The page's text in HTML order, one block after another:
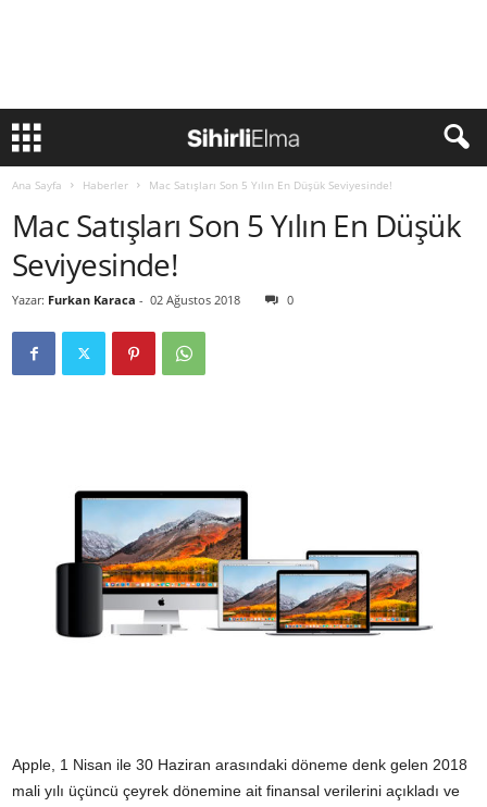
Ana Sayfa Haberler Mac Satışları Son 5 Yılın En Düşük Seviyesinde!
Mac Satışları Son 5 Yılın En Düşük
Seviyesinde!
Yazar: Furkan Karaca - 02 Ağustos 2018 0
Apple, 1 Nisan ile 30 Haziran arasındaki döneme denk gelen 2018
mali yılı üçüncü çeyrek dönemine ait finansal verilerini açıkladı ve